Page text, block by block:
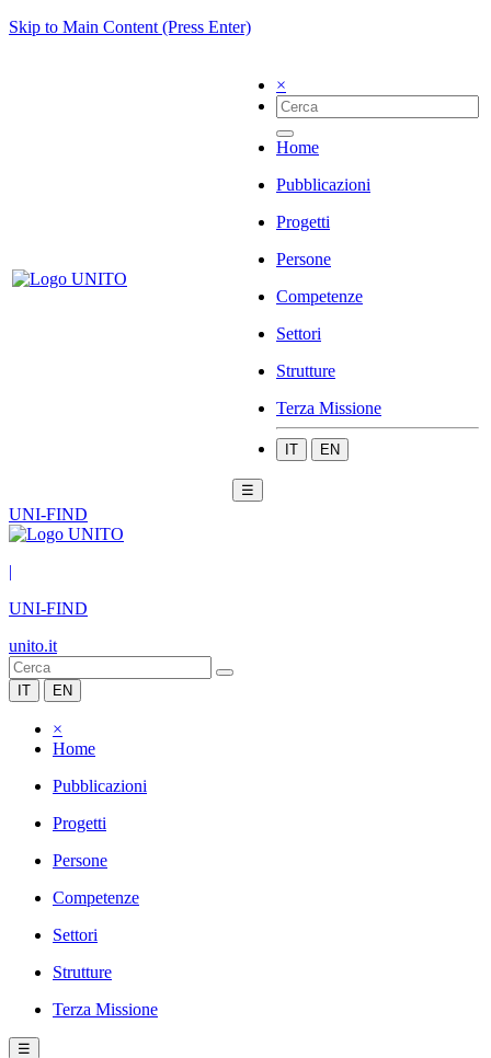
Skip to Main Content (Press Enter)
×
Home
Pubblicazioni
Progetti
Persone
Competenze
Settori
Strutture
Terza Missione
IT EN
☰
UNI-FIND
|
UNI-FIND
unito.it
IT EN
×
Home
Pubblicazioni
Progetti
Persone
Competenze
Settori
Strutture
Terza Missione
☰